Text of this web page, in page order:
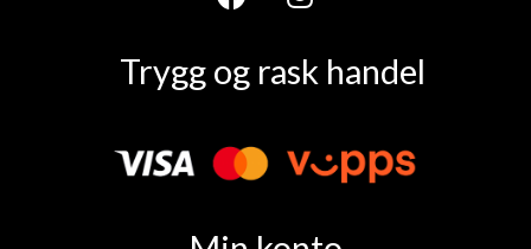
F
c
b
o
I
s
g
Trygg og rask handel